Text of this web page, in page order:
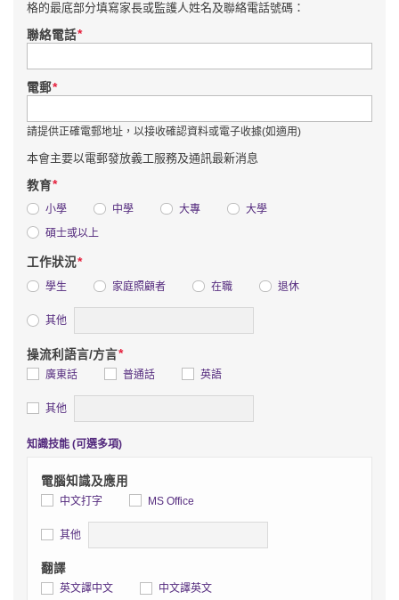
格的最底部分填寫家長或監護人姓名及聯絡電話號碼：
聯絡電話*
電郵*
請提供正確電郵地址，以接收確認資料或電子收據(如適用)
本會主要以電郵發放義工服務及通訊最新消息
教育*
小學 中學 大專
大學
碩士或以上
工作狀況*
學生 家庭照顧者 在職 退休
其他
詳情
操流利語言/方言*
廣東話 普通話 英語
其他
詳情
知識技能 (可選多項)
電腦知識及應用
中文打字 MS Office
其他
詳情
翻譯
英文譯中文 中文譯英文